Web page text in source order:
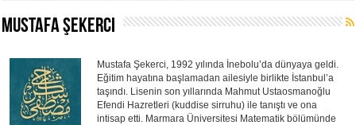
Mustafa Şekerci
Mustafa Şekerci, 1992 yılında İnebolu’da dünyaya geldi.
Eğitim hayatına başlamadan ailesiyle birlikte İstanbul’a
taşındı. Lisenin son yıllarında Mahmut Ustaosmanoğlu
Efendi Hazretleri (kuddise sirruhu) ile tanıştı ve ona
intisap etti. Marmara Üniversitesi Matematik bölümünde